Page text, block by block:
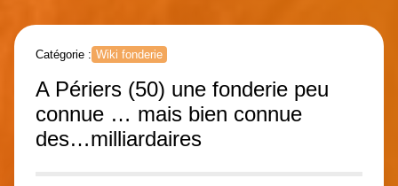
Catégorie : Wiki fonderie
A Périers (50) une fonderie peu
connue … mais bien connue
des…milliardaires